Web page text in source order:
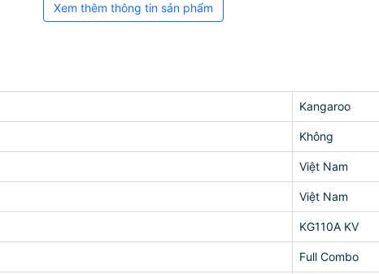
Xem thêm thông tin sản phẩm
Kangaroo
Không
Việt Nam
Việt Nam
KG110A KV
Full Combo